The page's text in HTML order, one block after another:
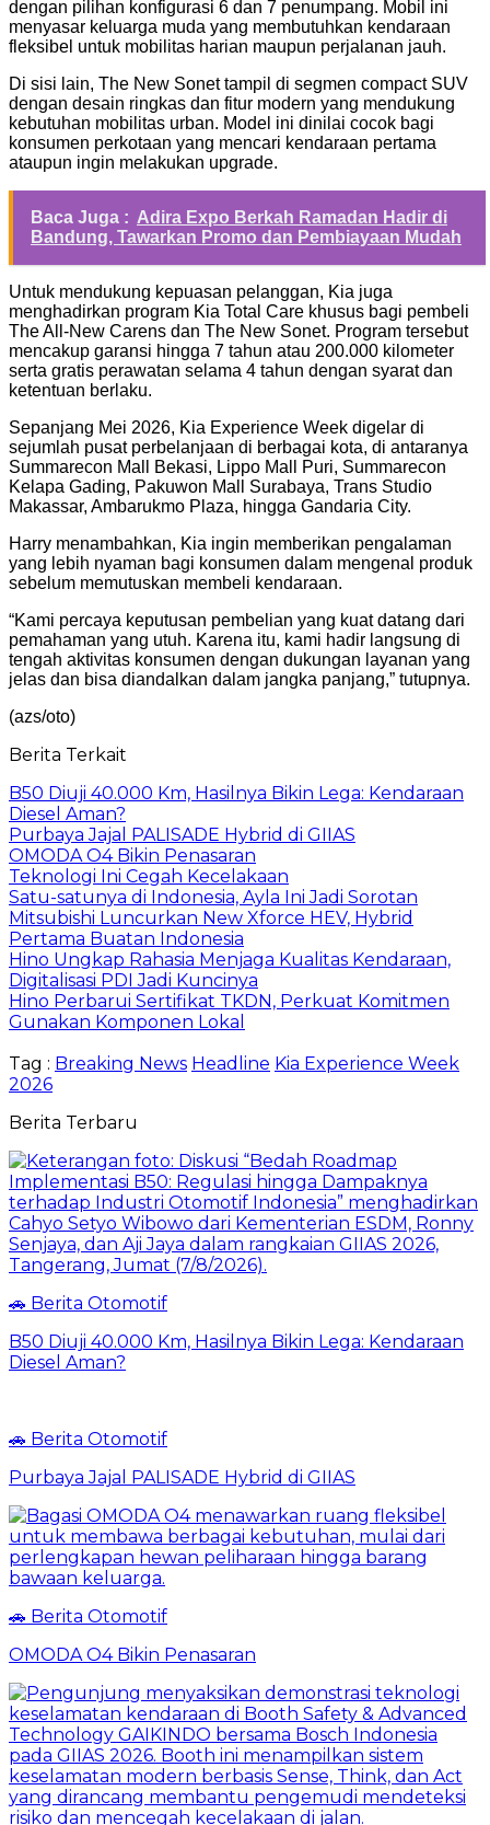
dengan pilihan konfigurasi 6 dan 7 penumpang. Mobil ini
menyasar keluarga muda yang membutuhkan kendaraan
fleksibel untuk mobilitas harian maupun perjalanan jauh.
Di sisi lain, The New Sonet tampil di segmen compact SUV
dengan desain ringkas dan fitur modern yang mendukung
kebutuhan mobilitas urban. Model ini dinilai cocok bagi
konsumen perkotaan yang mencari kendaraan pertama
ataupun ingin melakukan upgrade.
Baca Juga : Adira Expo Berkah Ramadan Hadir di
Bandung, Tawarkan Promo dan Pembiayaan Mudah
Untuk mendukung kepuasan pelanggan, Kia juga
menghadirkan program Kia Total Care khusus bagi pembeli
The All-New Carens dan The New Sonet. Program tersebut
mencakup garansi hingga 7 tahun atau 200.000 kilometer
serta gratis perawatan selama 4 tahun dengan syarat dan
ketentuan berlaku.
Sepanjang Mei 2026, Kia Experience Week digelar di
sejumlah pusat perbelanjaan di berbagai kota, di antaranya
Summarecon Mall Bekasi, Lippo Mall Puri, Summarecon
Kelapa Gading, Pakuwon Mall Surabaya, Trans Studio
Makassar, Ambarukmo Plaza, hingga Gandaria City.
Harry menambahkan, Kia ingin memberikan pengalaman
yang lebih nyaman bagi konsumen dalam mengenal produk
sebelum memutuskan membeli kendaraan.
“Kami percaya keputusan pembelian yang kuat datang dari
pemahaman yang utuh. Karena itu, kami hadir langsung di
tengah aktivitas konsumen dengan dukungan layanan yang
jelas dan bisa diandalkan dalam jangka panjang,” tutupnya.
(azs/oto)
Berita Terkait
B50 Diuji 40.000 Km, Hasilnya Bikin Lega: Kendaraan
Diesel Aman?
Purbaya Jajal PALISADE Hybrid di GIIAS
OMODA O4 Bikin Penasaran
Teknologi Ini Cegah Kecelakaan
Satu-satunya di Indonesia, Ayla Ini Jadi Sorotan
Mitsubishi Luncurkan New Xforce HEV, Hybrid
Pertama Buatan Indonesia
Hino Ungkap Rahasia Menjaga Kualitas Kendaraan,
Digitalisasi PDI Jadi Kuncinya
Hino Perbarui Sertifikat TKDN, Perkuat Komitmen
Gunakan Komponen Lokal
Tag : Breaking News Headline Kia Experience Week
2026
Berita Terbaru
🚗 Berita Otomotif
B50 Diuji 40.000 Km, Hasilnya Bikin Lega: Kendaraan
Diesel Aman?
🚗 Berita Otomotif
Purbaya Jajal PALISADE Hybrid di GIIAS
🚗 Berita Otomotif
OMODA O4 Bikin Penasaran